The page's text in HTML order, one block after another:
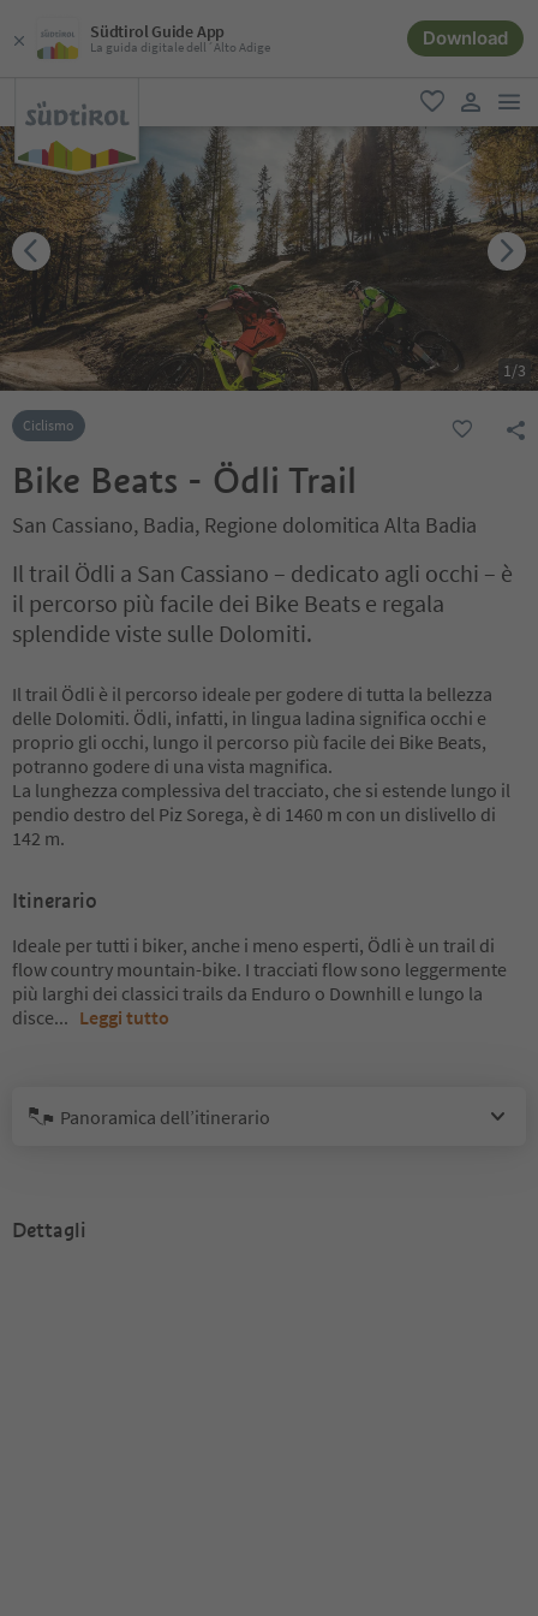
Südtirol Guide App
La guida digitale dell´Alto Adige Download
favoriti
user link
1/3
Ciclismo
Bike Beats - Ödli Trail
San Cassiano, Badia, Regione dolomitica Alta Badia
Il trail Ödli a San Cassiano – dedicato agli occhi – è
il percorso più facile dei Bike Beats e regala
splendide viste sulle Dolomiti.
Il trail Ödli è il percorso ideale per godere di tutta la bellezza
delle Dolomiti. Ödli, infatti, in lingua ladina significa occhi e
proprio gli occhi, lungo il percorso più facile dei Bike Beats,
potranno godere di una vista magnifica.
La lunghezza complessiva del tracciato, che si estende lungo il
pendio destro del Piz Sorega, è di 1460 m con un dislivello di
142 m.
Itinerario
Ideale per tutti i biker, anche i meno esperti, Ödli è un trail di
flow country mountain-bike. I tracciati flow sono leggermente
più larghi dei classici trails da Enduro o Downhill e lungo la
disce... Leggi tutto
Panoramica dell’itinerario
Dettagli